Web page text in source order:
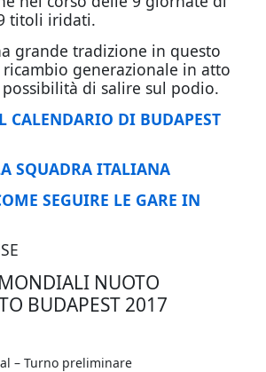
titoli iridati.
grande tradizione in questo
generazionale in atto
di salire sul podio.
CALENDARIO DI BUDAPEST
SQUADRA ITALIANA
SEGUIRE LE GARE IN
NUOTO
BUDAPEST 2017
– Turno preliminare